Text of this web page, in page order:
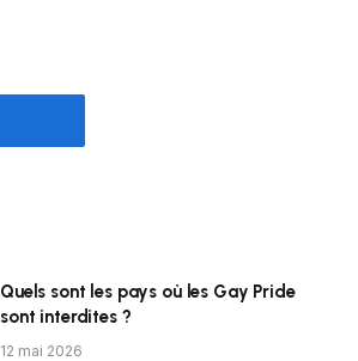
Quels sont les pays où les Gay Pride
sont interdites ?
12 mai 2026